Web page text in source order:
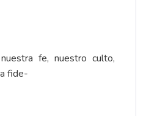
fe, nuestro culto,
fide-